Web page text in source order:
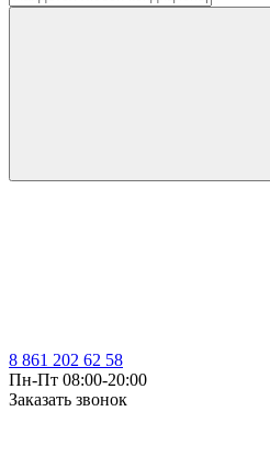
8 861 202 62 58
Пн-Пт 08:00-20:00
Заказать звонок